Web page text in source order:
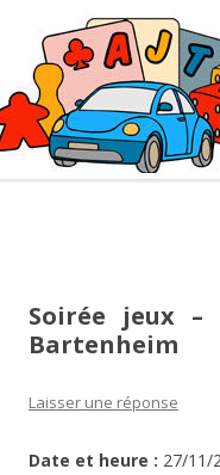
AJT –
Association des Jeux
Soirée jeux
Bartenheim
Laisser une réponse
Date et heure : 27/11/